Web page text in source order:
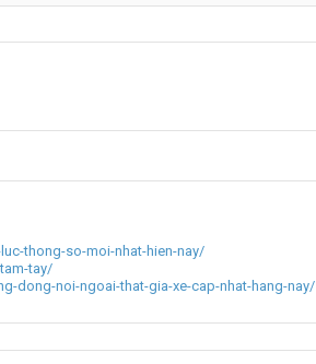
thong-so-moi-nhat-hien-nay/
tay/
dong-noi-ngoai-that-gia-xe-cap-nhat-hang-nay/